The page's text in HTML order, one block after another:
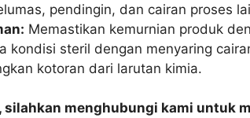
pendingin, dan cairan proses
Memastikan kemurnian produk
kondisi steril dengan menyaring
kotoran dari larutan kimia.
menghubungi kami untuk